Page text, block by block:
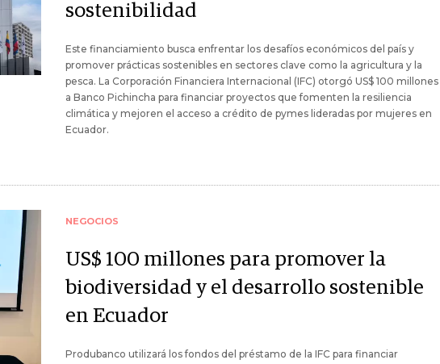
sostenibilidad
Este financiamiento busca enfrentar los desafíos económicos del país y
promover prácticas sostenibles en sectores clave como la agricultura y la
pesca. La Corporación Financiera Internacional (IFC) otorgó US$ 100 millones
a Banco Pichincha para financiar proyectos que fomenten la resiliencia
climática y mejoren el acceso a crédito de pymes lideradas por mujeres en
Ecuador.
NEGOCIOS
US$ 100 millones para promover la
biodiversidad y el desarrollo sostenible
en Ecuador
Produbanco utilizará los fondos del préstamo de la IFC para financiar